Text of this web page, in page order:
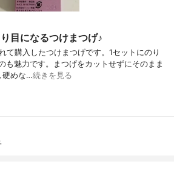
目になるつけまつげ♪
て購入したつけまつげです。1セットにのり
も魅力です。まつげをカットせずにそのまま
硬めな…続きを見る